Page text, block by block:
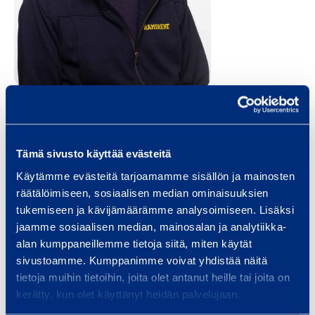
Tämä sivusto käyttää evästeitä
Käytämme evästeitä tarjoamamme sisällön ja mainosten
räätälöimiseen, sosiaalisen median ominaisuuksien
tukemiseen ja kävijämäärämme analysoimiseen. Lisäksi
jaamme sosiaalisen median, mainosalan ja analytiikka-
alan kumppaneillemme tietoja siitä, miten käytät
sivustoamme. Kumppanimme voivat yhdistää näitä
tietoja muihin tietoihin, joita olet antanut heille tai joita on
kerätty, kun olet käyttänyt heidän palvelujaan.
Customer Center Manager
Helsinki Metropolitan area Southern Finland
juha.askola@ramirent.fi
+358 40 861 5984
Private: Ramirent customer center Helsinki, Konala